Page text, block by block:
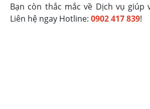
Bạn còn thắc mắc về Dịch vụ giúp
Liên hệ ngay Hotline: 0902 417 839!